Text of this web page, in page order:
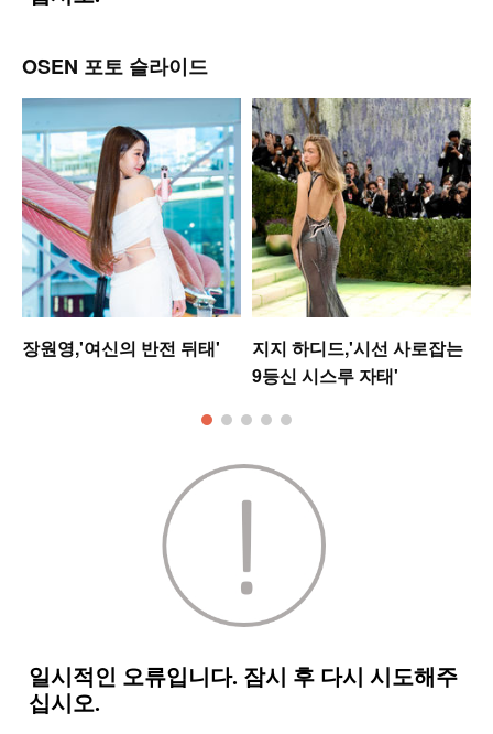
OSEN 포토 슬라이드
장원영,'여신의 반전 뒤태'
지지 하디드,'시선 사로잡는
9등신 시스루 자태'